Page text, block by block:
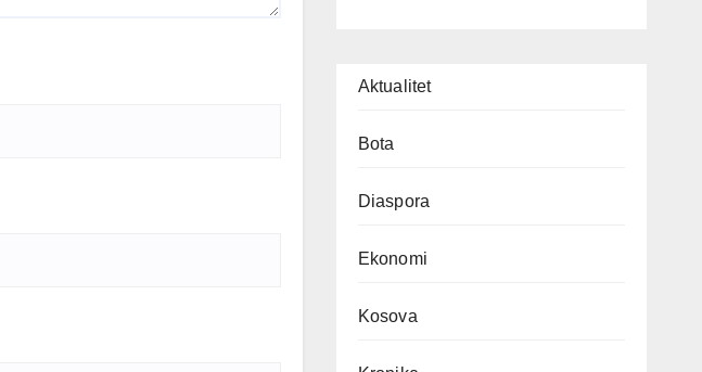
Aktualitet
Bota
Diaspora
Ekonomi
Kosova